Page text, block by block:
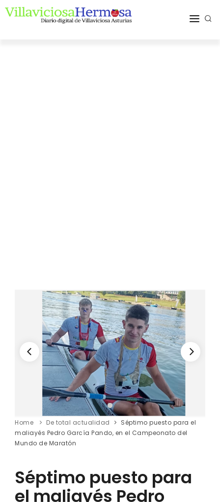
Home De total actualidad
Séptimo puesto para el
maliayés Pedro García Pando, en el Campeonato del
Mundo de Maratón
Séptimo puesto para
el maliayés Pedro